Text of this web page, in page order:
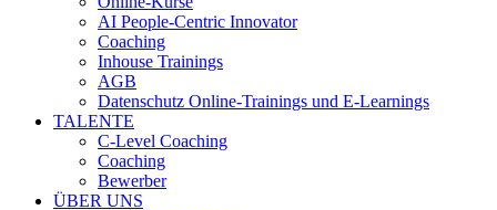
AI People-Centric Innovator
Coaching
Inhouse Trainings
AGB
Datenschutz Online-Trainings und E-Learnings
TALENTE
C-Level Coaching
Coaching
Bewerber
ÜBER UNS